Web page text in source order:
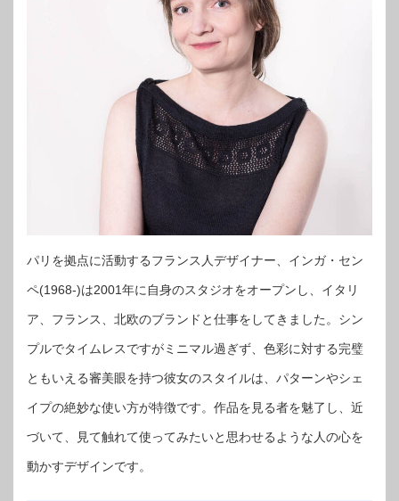
パリを拠点に活動するフランス人デザイナー、インガ・セン
ペ(1968-)は2001年に自身のスタジオをオープンし、イタリ
ア、フランス、北欧のブランドと仕事をしてきました。シン
プルでタイムレスですがミニマル過ぎず、色彩に対する完璧
ともいえる審美眼を持つ彼女のスタイルは、パターンやシェ
イプの絶妙な使い方が特徴です。作品を見る者を魅了し、近
づいて、見て触れて使ってみたいと思わせるような人の心を
動かすデザインです。